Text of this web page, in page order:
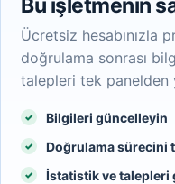
Bu işletmenin
Ücretsiz hesabınızla
doğrulama sonrası
talepleri tek panelden
Bilgileri güncelleyin
Doğrulama sürecini
İstatistik ve talepleri